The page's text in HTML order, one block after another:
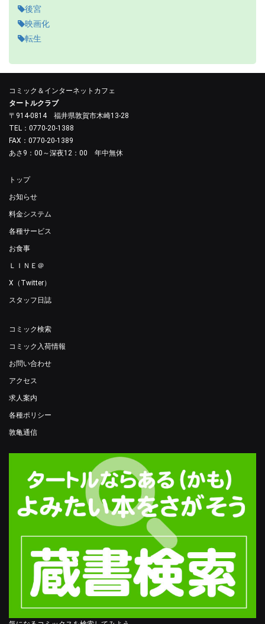
後宮
映画化
転生
コミック＆インターネットカフェ
タートルクラブ
〒914-0814 福井県敦賀市木崎13-28
TEL：0770-20-1388
FAX：0770-20-1389
あさ9：00～深夜12：00 年中無休
トップ
お知らせ
料金システム
各種サービス
お食事
ＬＩＮＥ＠
X（Twitter）
スタッフ日誌
コミック検索
コミック入荷情報
お問い合わせ
アクセス
求人案内
各種ポリシー
敦亀通信